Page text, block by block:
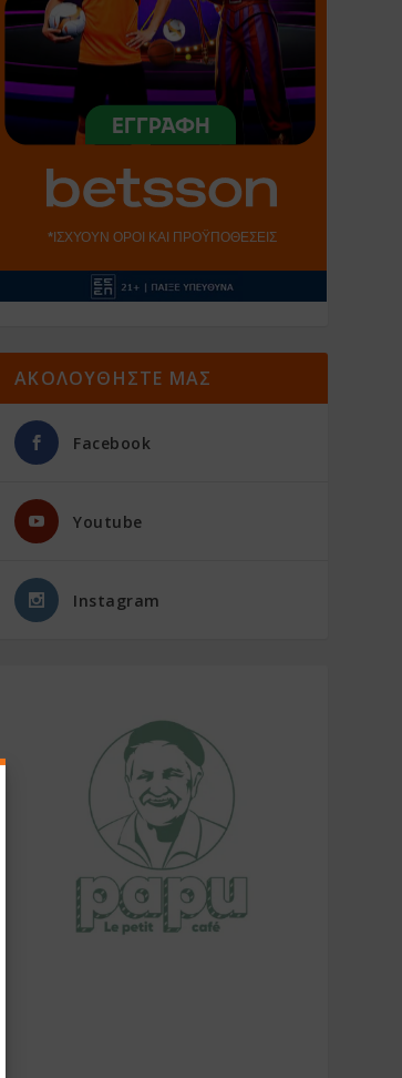
ΑΚΟΛΟΥΘΗΣΤΕ ΜΑΣ
Facebook
Youtube
Instagram